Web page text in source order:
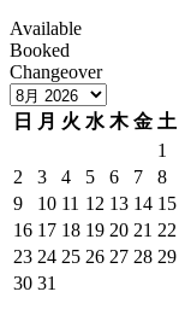
Available
Booked
Changeover
日 月 火 水 木 金 土
1
2
3 4 5 6 7
8
9
10 11 12 13 14 15
16 17 18 19 20 21 22
23 24 25 26 27 28 29
30 31